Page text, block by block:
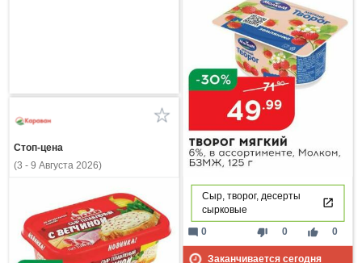
Сыр, творог, десерты
сырковые
thumb_down 0 thumb_up 0
mode_comment 0
Заканчивается сегодня
Стоп-цена
(3 - 9 Августа 2026)